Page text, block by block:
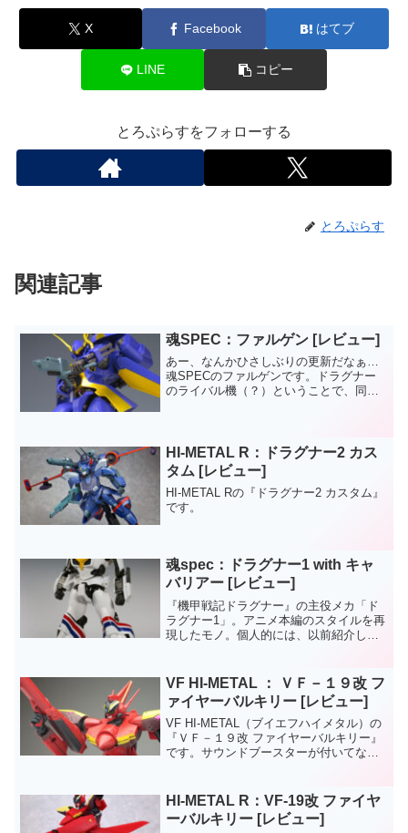
X Facebook はてブ
LINE コピー
とろぷらすをフォローする
とろぷらす
関連記事
魂SPEC：ファルゲン [レビュー]
あー、なんかひさしぶりの更新だなぁ…
魂SPECのファルゲンです。ドラグナー
のライバル機（？）ということで、同シ
き...
HI-METAL R：ドラグナー2 カス
タム [レビュー]
HI-METAL Rの『ドラグナー2 カスタム』
です。
魂spec：ドラグナー1 with キャ
バリアー [レビュー]
『機甲戦記ドラグナー』の主役メカ「ド
ラグナー1」。アニメ本編のスタイルを再
現したモノ。個人的には、以前紹介した
VF HI-METAL ： ＶＦ－１９改 フ
ァイヤーバルキリー [レビュー]
VF HI-METAL（ブイエフハイメタル）の
『ＶＦ－１９改 ファイヤーバルキリー』
です。サウンドブースターが付いてない
ことになって、結局、買う羽目になった
でござる。そ...
HI-METAL R：VF-19改 ファイヤ
ーバルキリー [レビュー]